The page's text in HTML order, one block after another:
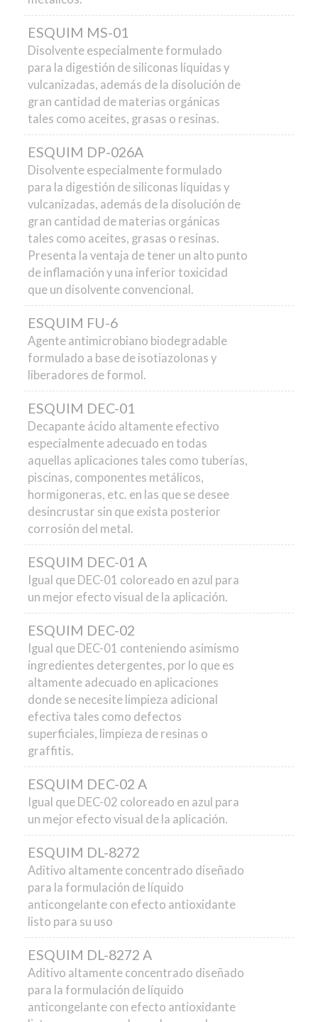
ESQUIM MS-01
Disolvente especialmente formulado
para la digestión de siliconas líquidas y
vulcanizadas, además de la disolución de
gran cantidad de materias orgánicas
tales como aceites, grasas o resinas.
ESQUIM DP-026A
Disolvente especialmente formulado
para la digestión de siliconas líquidas y
vulcanizadas, además de la disolución de
gran cantidad de materias orgánicas
tales como aceites, grasas o resinas.
Presenta la ventaja de tener un alto punto
de inflamación y una inferior toxicidad
que un disolvente convencional.
ESQUIM FU-6
Agente antimicrobiano biodegradable
formulado a base de isotiazolonas y
liberadores de formol.
ESQUIM DEC-01
Decapante ácido altamente efectivo
especialmente adecuado en todas
aquellas aplicaciones tales como tuberías,
piscinas, componentes metálicos,
hormigoneras, etc. en las que se desee
desincrustar sin que exista posterior
corrosión del metal.
ESQUIM DEC-01 A
Igual que DEC-01 coloreado en azul para
un mejor efecto visual de la aplicación.
ESQUIM DEC-02
Igual que DEC-01 conteniendo asimismo
ingredientes detergentes, por lo que es
altamente adecuado en aplicaciones
donde se necesite limpieza adicional
efectiva tales como defectos
superficiales, limpieza de resinas o
graffitis.
ESQUIM DEC-02 A
Igual que DEC-02 coloreado en azul para
un mejor efecto visual de la aplicación.
ESQUIM DL-8272
Aditivo altamente concentrado diseñado
para la formulación de líquido
anticongelante con efecto antioxidante
listo para su uso
ESQUIM DL-8272 A
Aditivo altamente concentrado diseñado
para la formulación de líquido
anticongelante con efecto antioxidante